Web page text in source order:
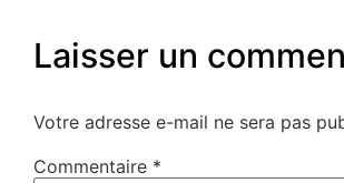
Laisser un
Votre adresse e-mail ne sera pas
Commentaire *